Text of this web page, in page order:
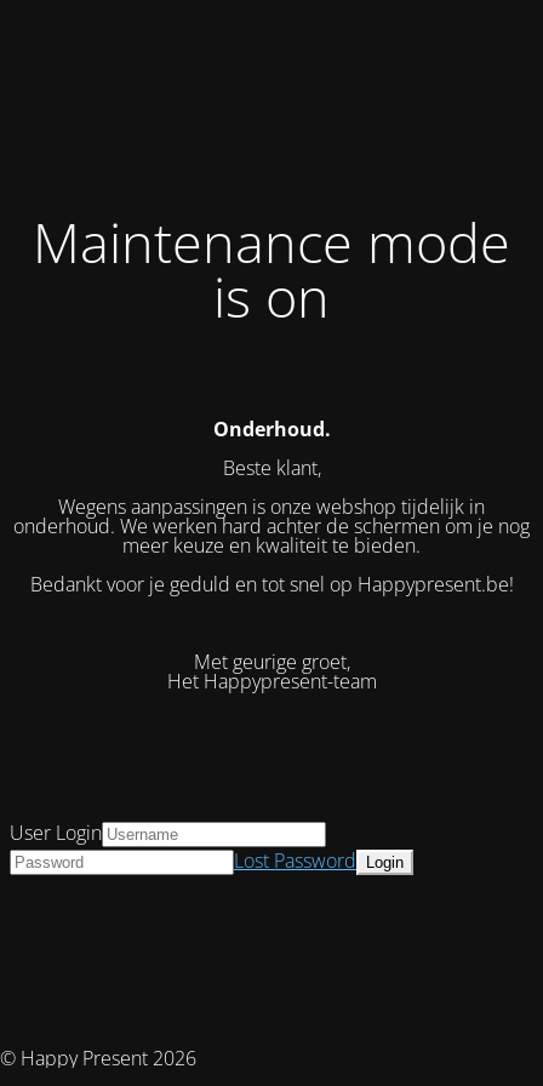
Maintenance mode
is on
Onderhoud.
Beste klant,
Wegens aanpassingen is onze webshop tijdelijk in
onderhoud. We werken hard achter de schermen om je nog
meer keuze en kwaliteit te bieden.
Bedankt voor je geduld en tot snel op Happypresent.be!
Met geurige groet,
Het Happypresent-team
© Happy Present 2026
User Login
Lost Password